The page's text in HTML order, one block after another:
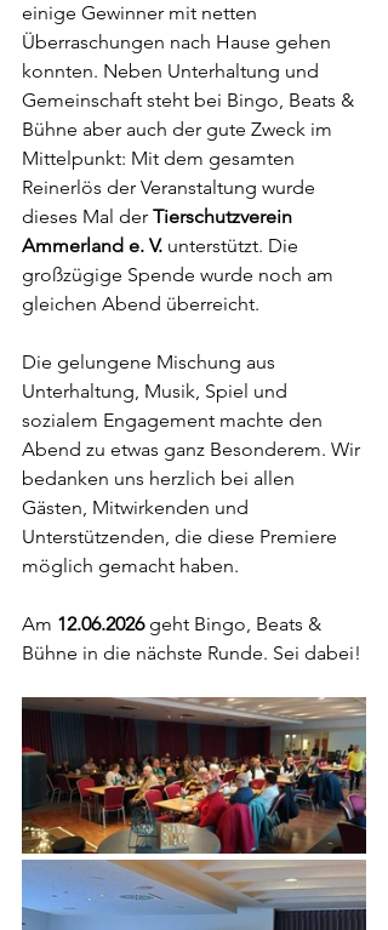
einige Gewinner mit netten
Überraschungen nach Hause gehen
konnten. Neben Unterhaltung und
Gemeinschaft steht bei Bingo, Beats &
Bühne aber auch der gute Zweck im
Mittelpunkt: Mit dem gesamten
Reinerlös der Veranstaltung wurde
dieses Mal der Tierschutzverein
Ammerland e. V. unterstützt. Die
großzügige Spende wurde noch am
gleichen Abend überreicht.
Die gelungene Mischung aus
Unterhaltung, Musik, Spiel und
sozialem Engagement machte den
Abend zu etwas ganz Besonderem. Wir
bedanken uns herzlich bei allen
Gästen, Mitwirkenden und
Unterstützenden, die diese Premiere
möglich gemacht haben.
Am 12.06.2026 geht Bingo, Beats &
Bühne in die nächste Runde. Sei dabei!